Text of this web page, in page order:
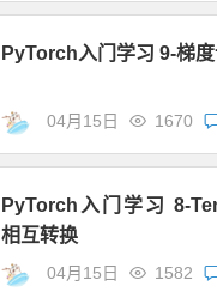
PyTorch入门学习 9-梯
04月15日 1670
PyTorch入门学习 8-
相互转换
04月15日 1582